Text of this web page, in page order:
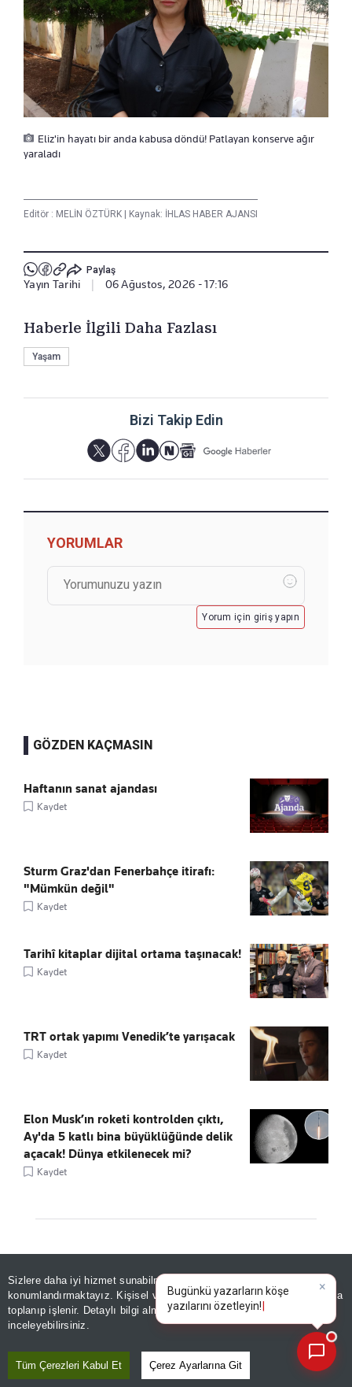
Sizlere daha iyi hizmet sunabilmek adına sitemizde
konumlandırmaktayız. Kişisel verileriniz, KVKK ve GDPR kapsamında
toplanıp işlenir. Detaylı bilgi almak içinAydınlatma Metnimizi
inceleyebilirsiniz.
Tüm Çerezleri Kabul Et Çerez Ayarlarına Git
Eliz'in hayatı bir anda kabusa döndü! Patlayan konserve ağır
yaraladı
Editör : MELİN ÖZTÜRK Kaynak: İHLAS HABER AJANSI
Paylaş
Yayın Tarihi 06 Ağustos, 2026 - 17:16
Haberle İlgili Daha Fazlası
Yaşam
Bizi Takip Edin
YORUMLAR
Yorum için giriş yapın
GÖZDEN KAÇMASIN
Haftanın sanat ajandası
Kaydet
Sturm Graz'dan Fenerbahçe itirafı:
"Mümkün değil"
Kaydet
Tarihî kitaplar dijital ortama taşınacak!
Kaydet
TRT ortak yapımı Venedik’te yarışacak
Kaydet
Elon Musk’ın roketi kontrolden çıktı,
Ay'da 5 katlı bina büyüklüğünde delik
açacak! Dünya etkilenecek mi?
Kaydet
H